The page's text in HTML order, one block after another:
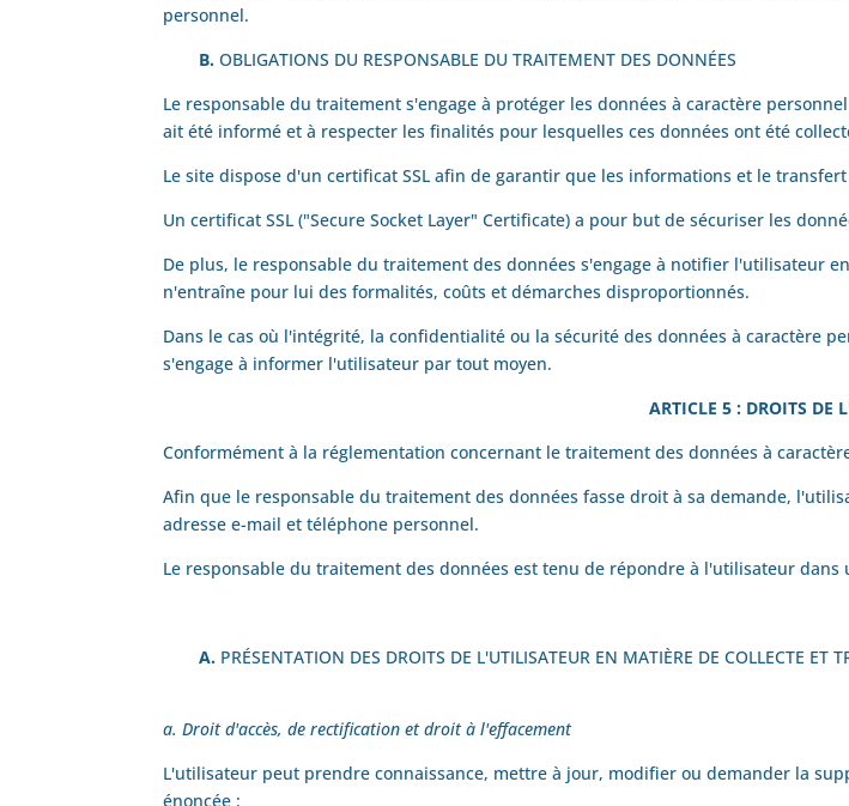
personnel.
B.OBLIGATIONS DU RESPONSABLE DU TRAITEMENT DES DONNÉES
Le responsable du traitement s'engage à protéger les données à caractère
ait été informé et à respecter les finalités pour lesquelles ces données ont été
Le site dispose d'un certificat SSL afin de garantir que les informations et le
Un certificat SSL ("Secure Socket Layer" Certificate) a pour but de sécuriser les
De plus, le responsable du traitement des données s'engage à notifier l'utilisateur
n'entraîne pour lui des formalités, coûts et démarches disproportionnés.
Dans le cas où l'intégrité, la confidentialité ou la sécurité des données à caractère
s'engage à informer l'utilisateur par tout moyen.
ARTICLE 5 : DROITS DE
Conformément à la réglementation concernant le traitement des données à
Afin que le responsable du traitement des données fasse droit à sa demande,
adresse e-mail et téléphone personnel.
Le responsable du traitement des données est tenu de répondre à l'utilisateur
A. PRÉSENTATION DES DROITS DE L'UTILISATEUR EN MATIÈRE DE COLLECTE ET
a. Droit d'accès, de rectification et droit à l'effacement
L'utilisateur peut prendre connaissance, mettre à jour, modifier ou demander la
énoncée :